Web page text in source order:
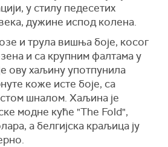
у стилу педесетих
дужине испод колена.
и трула вишња боје, косог
и са крупним фалтама у
ову хаљину употпунила
коже исте боје, са
шналом. Хаљина је
модне куће "Тhe Fold",
а белгијска краљица ју